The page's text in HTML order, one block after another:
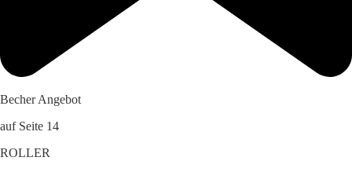
Becher Angebot
auf Seite 14
ROLLER